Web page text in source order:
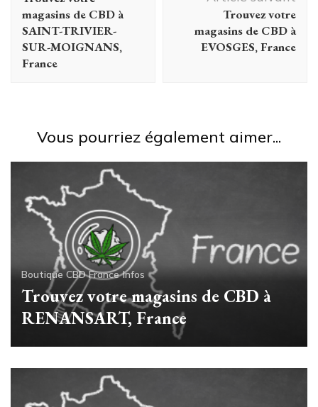
magasins de CBD à
SAINT-TRIVIER-
SUR-MOIGNANS,
France
Trouvez votre
magasins de CBD à
EVOSGES, France
Vous pourriez également aimer...
Boutique CBD France Infos
Trouvez votre magasins de CBD à
RENANSART, France